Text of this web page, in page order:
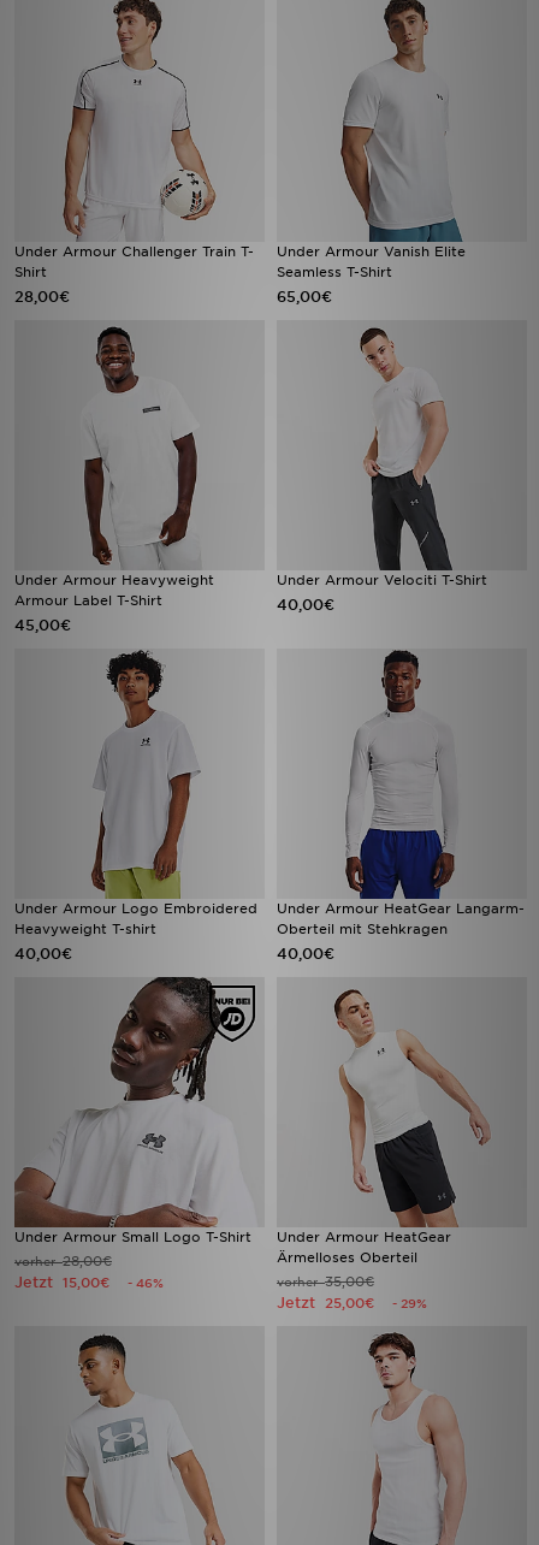
Under Armour Challenger Train T-
Shirt
28,00€
Under Armour Vanish Elite
Seamless T-Shirt
65,00€
Under Armour Heavyweight
Armour Label T-Shirt
45,00€
Under Armour Velociti T-Shirt
40,00€
Under Armour Logo Embroidered
Heavyweight T-shirt
40,00€
Under Armour HeatGear Langarm-
Oberteil mit Stehkragen
40,00€
Under Armour Small Logo T-Shirt
vorher28,00€
Jetzt 15,00€ - 46%
Under Armour HeatGear
Ärmelloses Oberteil
vorher35,00€
Jetzt 25,00€ - 29%